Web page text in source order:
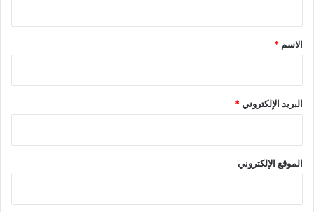
*
الاسم *
البريد الإلكتروني*
الموقع الإلكتروني